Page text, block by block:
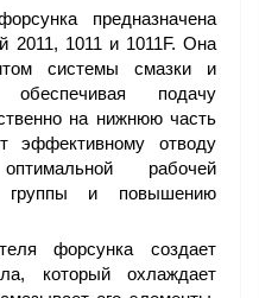
предназначена
2011, 1011 и 1011F. Она
системы смазки и
обеспечивая подачу
на нижнюю часть
эффективному отводу
рабочей
группы и повышению
форсунка создает
который охлаждает